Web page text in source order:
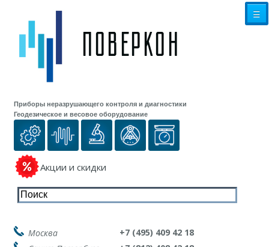
Приборы неразрушающего контроля и диагностики
Геодезическое и весовое оборудование
Акции и скидки
☰
Москва
+7 (495) 409 42 18